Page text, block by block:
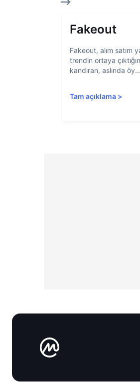
Fakeout
Fakeout, alım satım
trendin ortaya
kandıran, aslında öy...
Tam açıklama >